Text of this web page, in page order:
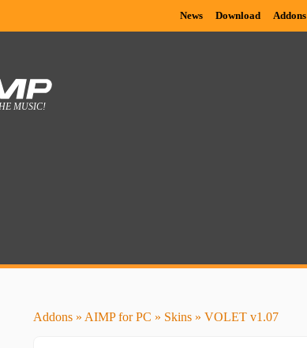
News Download Addons
Addons » AIMP for PC » Skins » VOLET v1.07